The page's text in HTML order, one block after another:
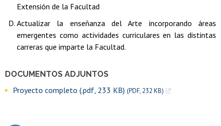
DOCUMENTOS ADJUNTOS
Proyecto completo (.pdf, 233 KB) (PDF, 232 KB)
Extensión de la Facultad
Actualizar la enseñanza del Arte incorporando áreas
emergentes como actividades curriculares en las distintas
carreras que imparte la Facultad.